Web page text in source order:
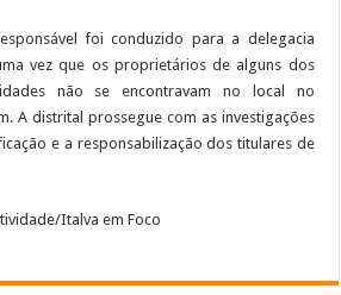
foi conduzido para a delegacia
vez que os proprietários de alguns dos
não se encontravam no local no
A distrital prossegue com as investigações
e a responsabilização dos titulares de
Italva em Foco